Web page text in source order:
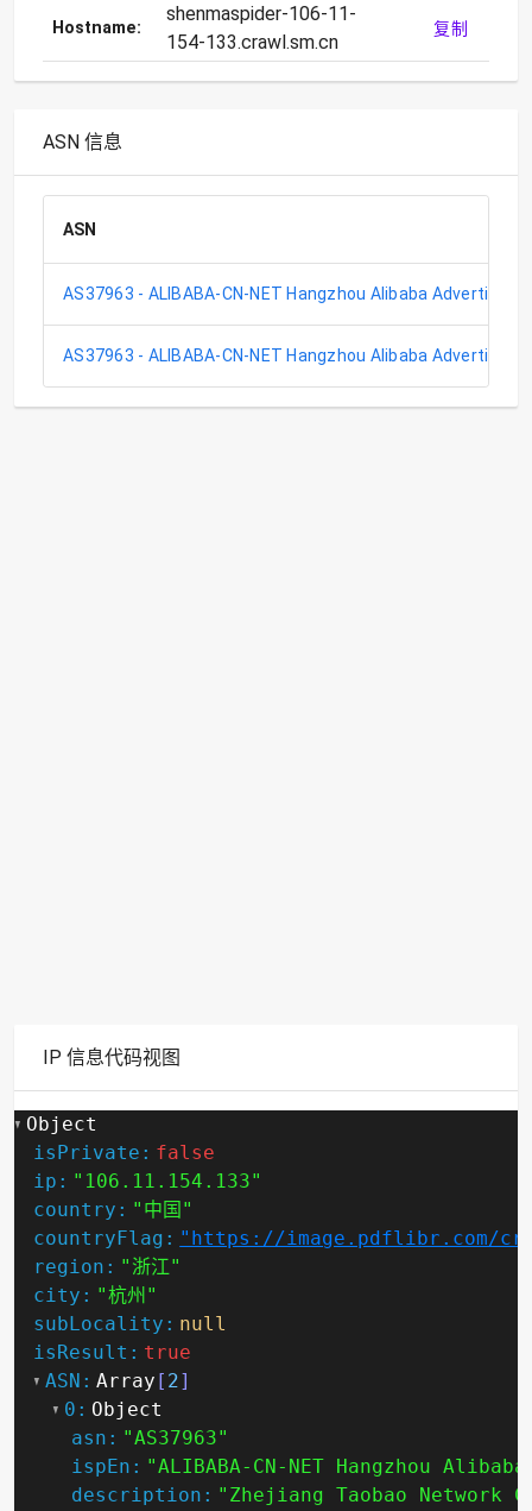
Hostname:
shenmaspider-106-11-
154-133.crawl.sm.cn
复制
ASN 信息
ASN
AS37963 - ALIBABA-CN-NET Hangzhou Alibaba Advertising
AS37963 - ALIBABA-CN-NET Hangzhou Alibaba Advertising
IP 信息代码视图
Object
isPrivate: false
ip: "106.11.154.133"
country: "中国"
countryFlag: "https://image.pdflibr.com/
region: "浙江"
city: "杭州"
subLocality: null
isResult: true
ASN: Array [ 2]
0: Object
asn: "AS37963"
ispEn: "ALIBABA-CN-NET Hangzhou
description: "Zhejiang Taobao Network